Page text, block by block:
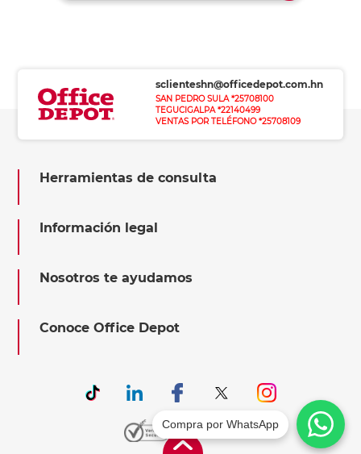
sclienteshn@officedepot.com.hn
SAN PEDRO SULA *25708100
TEGUCIGALPA *22140499
VENTAS POR TELÉFONO *25708109
Herramientas de consulta
Información legal
Nosotros te ayudamos
Conoce Office Depot
Compra por WhatsApp